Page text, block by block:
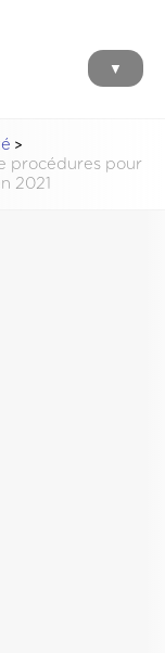
▼
procédures pour
2021